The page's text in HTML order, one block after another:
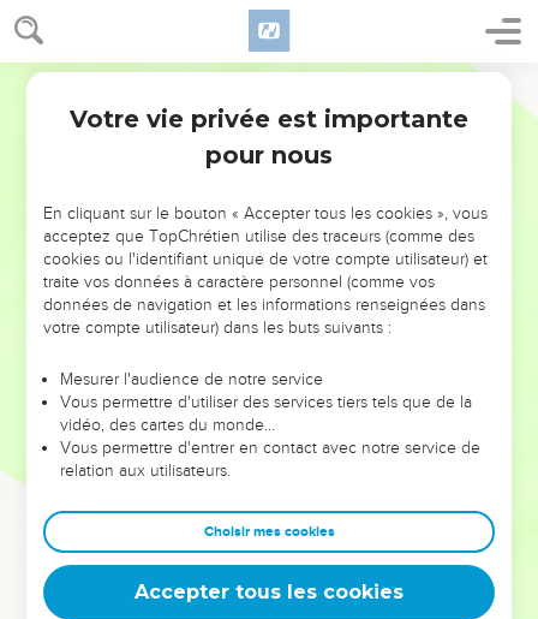
NE MANQUEZ PAS L’ÉVÉNEMENT
DE L’ANNÉE !
ET SI LEURS ERREURS POUVAIENT VOUS ÉVITER LES
VOTRES ?
leur foi ou leur vision. Mais on voit moins les doutes, les erreurs
et les saisons difficiles qu'ils ont traversés, alors même que ce
sont elles qui les ont façonnés.
Dans cette conférence, leaders, entrepreneurs, et responsables
clés pour avancer avec plus de sagesse afin que leurs erreurs
deviennent vos tremplins. Que vous guidiez un ministère, une
équipe, un groupe ou une famille, leur expérience est faite
Votre vie privée est importante
pour nous
En cliquant sur le bouton « Accepter tous les cookies », vous
acceptez que TopChrétien utilise des traceurs (comme des
cookies ou l'identifiant unique de votre compte utilisateur) et
traite vos données à caractère personnel (comme vos
données de navigation et les informations renseignées dans
votre compte utilisateur) dans les buts suivants :
Mesurer l'audience de notre service
Vous permettre d'utiliser des services tiers tels que de la
vidéo, des cartes du monde…
Vous permettre d'entrer en contact avec notre service de
relation aux utilisateurs.
Choisir mes cookies
Accepter tous les cookies